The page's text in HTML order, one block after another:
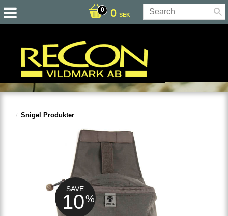
0 SEK
Snigel Produkter
SAVE
10%